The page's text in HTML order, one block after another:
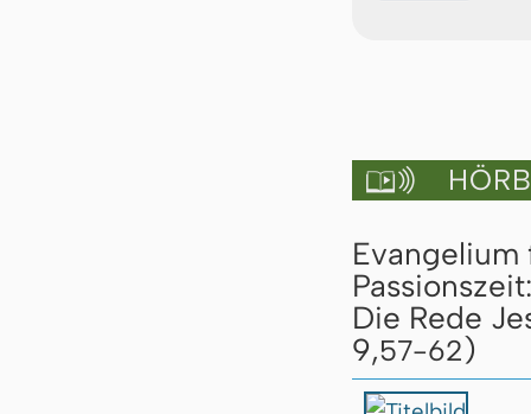

Passionszeit:
Die Rede
9,57-62)